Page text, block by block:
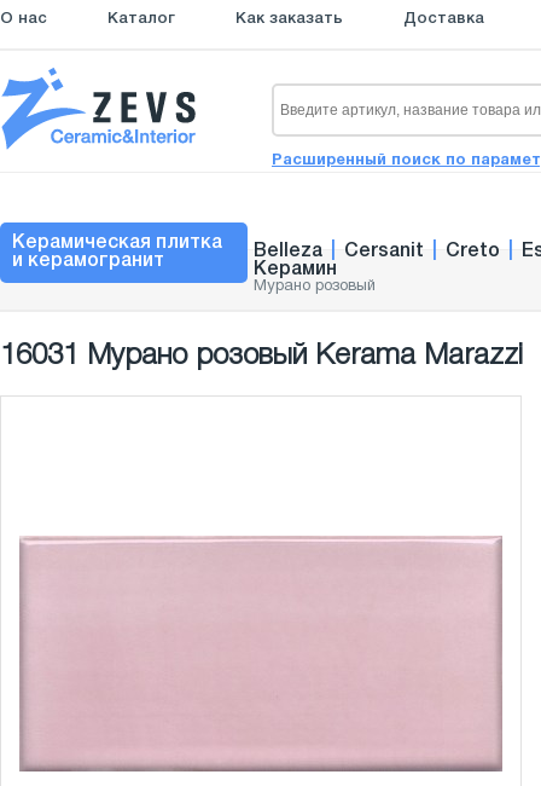
О нас Каталог Как заказать Доставка
Расширенный поиск по
Керамическая плитка
и керамогранит
Belleza Cersanit Creto
Керамин
Мурано розовый
16031 Мурано розовый Kerama Marazzi